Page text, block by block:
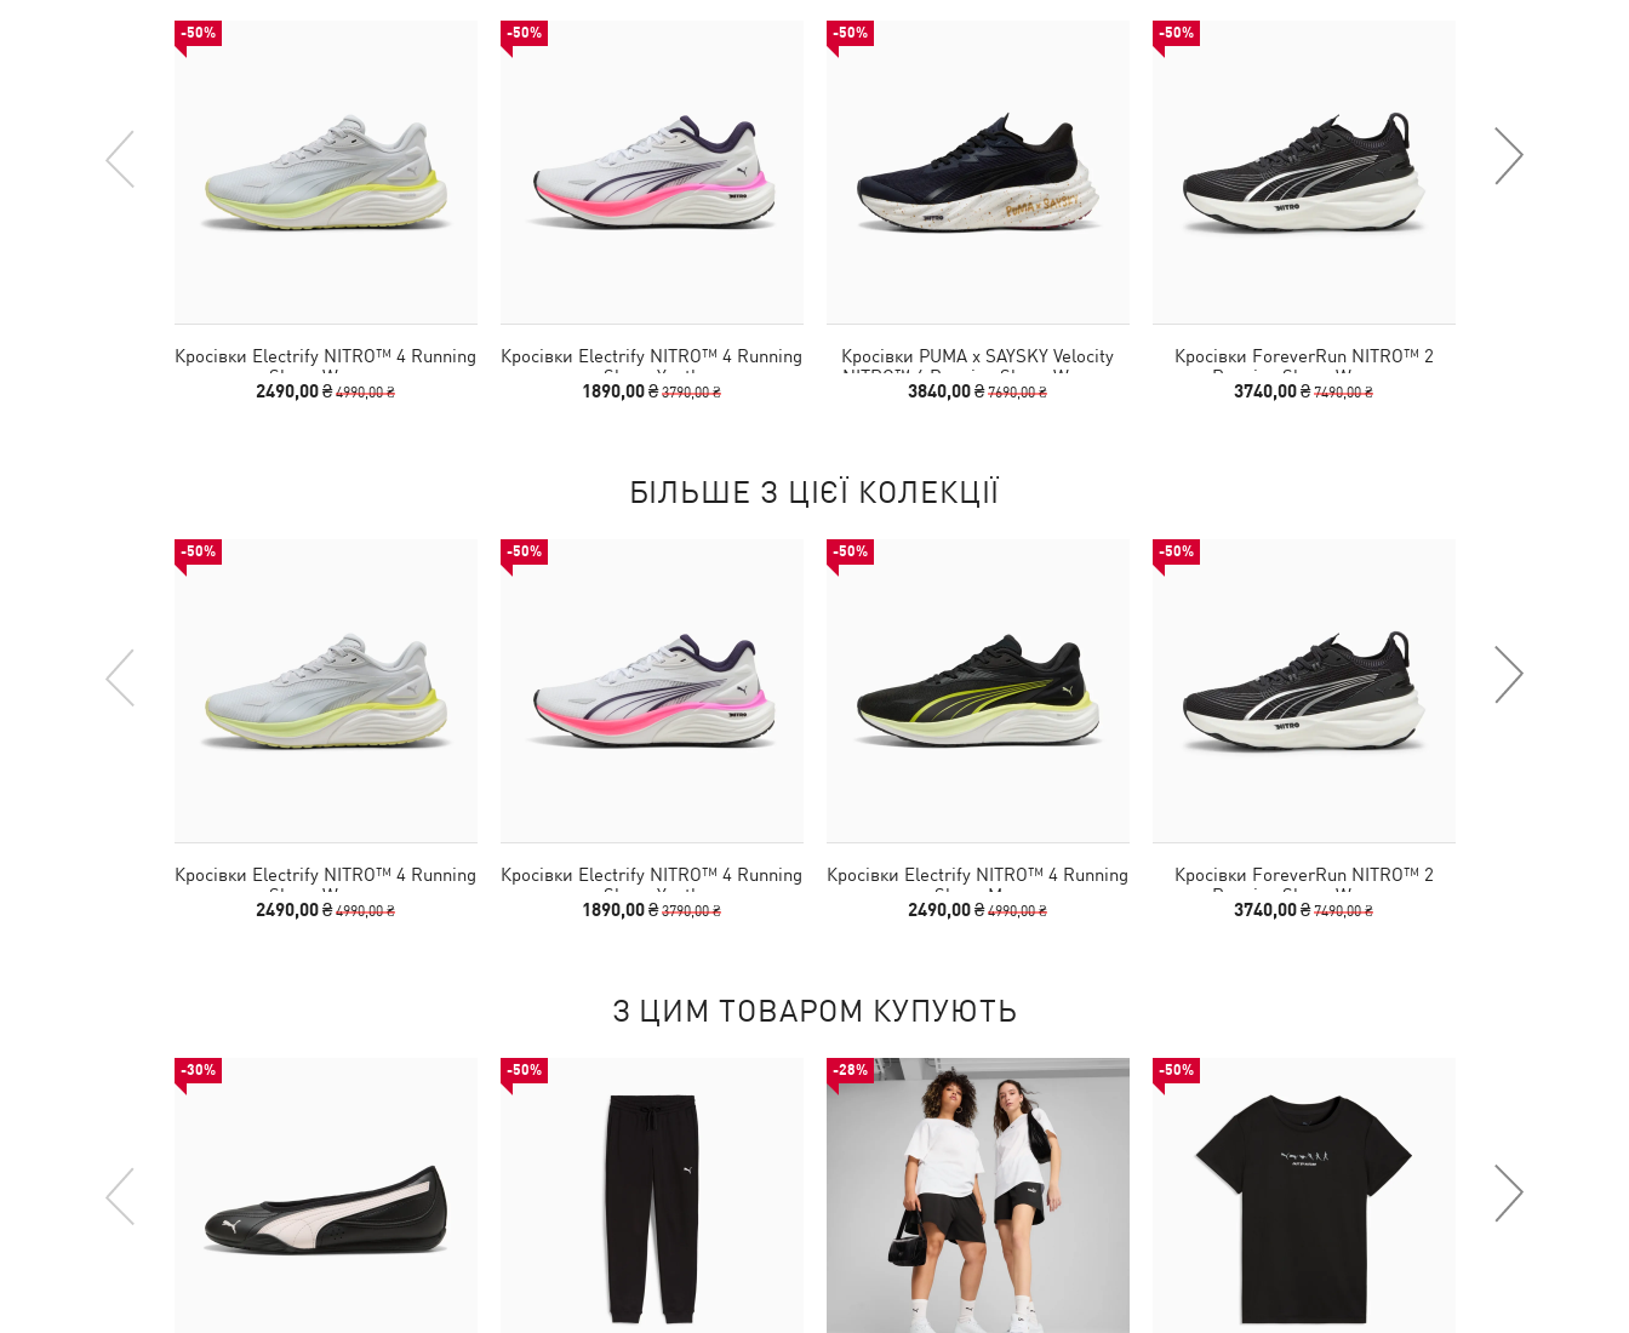
-50%
Кросівки Electrify NITRO™ 4 Running
Shoes Women
2490,00 ₴4990,00 ₴
-50%
Кросівки Electrify NITRO™ 4 Running
Shoes Youth
1890,00 ₴3790,00 ₴
-50%
Кросівки PUMA x SAYSKY Velocity
NITRO™ 4 Running Shoes Women
3840,00 ₴7690,00 ₴
-50%
Кросівки ForeverRun NITRO™ 2
Running Shoes Women
3740,00 ₴7490,00 ₴
БІЛЬШЕ З ЦІЄЇ КОЛЕКЦІЇ
-50%
Кросівки Electrify NITRO™ 4 Running
Shoes Women
2490,00 ₴4990,00 ₴
-50%
Кросівки Electrify NITRO™ 4 Running
Shoes Youth
1890,00 ₴3790,00 ₴
-50%
Кросівки Electrify NITRO™ 4 Running
Shoes Men
2490,00 ₴4990,00 ₴
-50%
Кросівки ForeverRun NITRO™ 2
Running Shoes Women
3740,00 ₴7490,00 ₴
З ЦИМ ТОВАРОМ КУПУЮТЬ
-30% -50% -28% -50%